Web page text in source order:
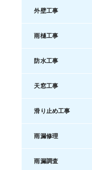
外壁工事
雨樋工事
防水工事
天窓工事
滑り止め工事
雨漏修理
雨漏調査